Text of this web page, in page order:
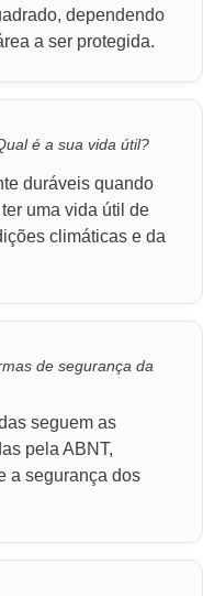
dependendo
a ser protegida.
é a sua vida útil?
duráveis quando
uma vida útil de
climáticas e da
de segurança da
seguem as
pela ABNT,
a segurança dos